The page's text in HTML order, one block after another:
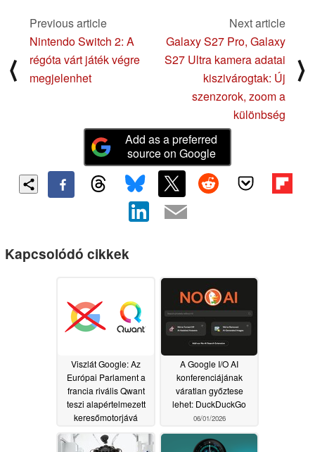
⟨
Previous article
Nintendo Switch 2: A
régóta várt játék végre
megjelenhet
Next article
Galaxy S27 Pro, Galaxy
S27 Ultra kamera adatai
kiszivárogtak: Új
szenzorok, zoom a
különbség
⟩
Add as a preferred
source on Google
Kapcsolódó cikkek
Viszlát Google: Az
Európai Parlament a
francia rivális Qwant
teszi alapértelmezett
keresőmotorjává
06/03/2026
A Google I/O AI
konferenciájának
váratlan győztese
lehet: DuckDuckGo
06/01/2026